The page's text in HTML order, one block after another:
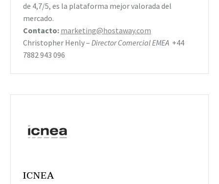
de 4,7/5, es la plataforma mejor valorada del
mercado.
Contacto: marketing@hostaway.com
Christopher Henly – Director Comercial EMEA +44
7882 943 096
ICNEA